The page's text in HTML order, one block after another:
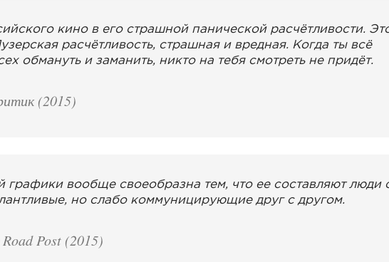
кино в его страшной панической расчётливости.
расчётливость, страшная и вредная. Когда ты всё
обмануть и заманить, никто на тебя смотреть не придёт.
(2015)
графики вообще своеобразна тем, что ее составляют люди
но слабо коммуницирующие друг с другом.
Post (2015)